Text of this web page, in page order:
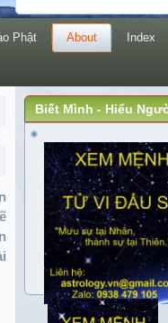
Phật About Index
Biết Mình - Hiểu